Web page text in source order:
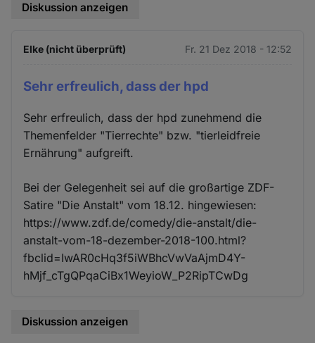
Diskussion anzeigen
Elke (nicht überprüft) Fr. 21 Dez 2018 - 12:52
Sehr erfreulich, dass der hpd
Sehr erfreulich, dass der hpd zunehmend die
Themenfelder "Tierrechte" bzw. "tierleidfreie
Ernährung" aufgreift.
Bei der Gelegenheit sei auf die großartige ZDF-
Satire "Die Anstalt" vom 18.12. hingewiesen:
https://www.zdf.de/comedy/die-anstalt/die-
anstalt-vom-18-dezember-2018-100.html?
fbclid=IwAR0cHq3f5iWBhcVwVaAjmD4Y-
hMjf_cTgQPqaCiBx1WeyioW_P2RipTCwDg
Diskussion anzeigen